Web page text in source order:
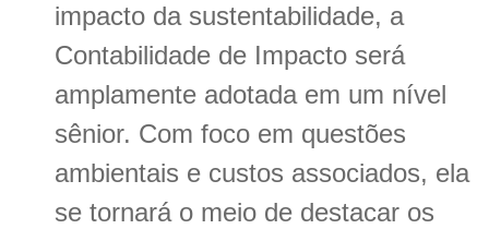
impacto da sustentabilidade, a
Contabilidade de Impacto será
amplamente adotada em um nível
sênior. Com foco em questões
ambientais e custos associados, ela
se tornará o meio de destacar os